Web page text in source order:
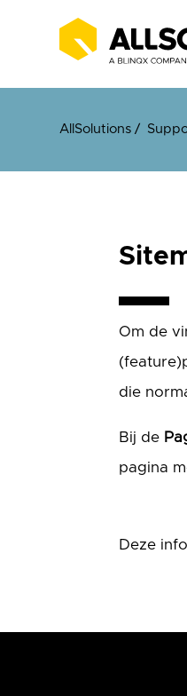
AllSolutions /
Om de
die
Bij de
pagina
Deze